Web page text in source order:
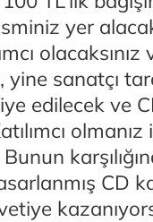
yer
yine sanatçı
edilecek ve
CD